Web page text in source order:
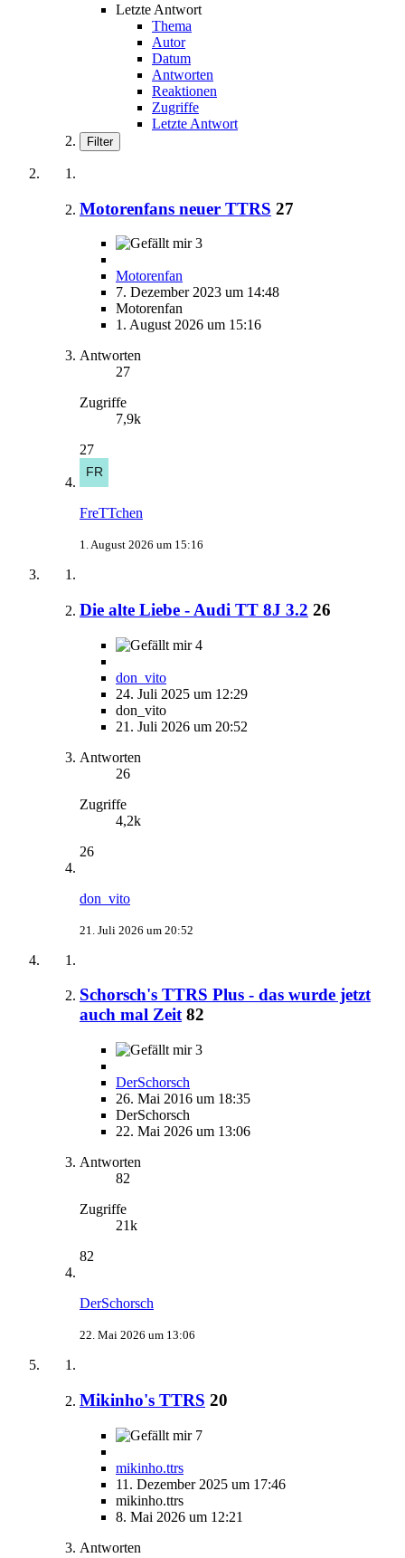
Letzte Antwort
Thema
Autor
Datum
Antworten
Reaktionen
Zugriffe
Letzte Antwort
Filter
Motorenfans neuer TTRS 27
3
Motorenfan
7. Dezember 2023 um 14:48
Motorenfan
1. August 2026 um 15:16
Antworten
27
Zugriffe
7,9k
27
FreTTchen
1. August 2026 um 15:16
Die alte Liebe - Audi TT 8J 3.2 26
4
don_vito
24. Juli 2025 um 12:29
don_vito
21. Juli 2026 um 20:52
Antworten
26
Zugriffe
4,2k
26
don_vito
21. Juli 2026 um 20:52
Schorsch's TTRS Plus - das wurde jetzt
auch mal Zeit 82
3
DerSchorsch
26. Mai 2016 um 18:35
DerSchorsch
22. Mai 2026 um 13:06
Antworten
82
Zugriffe
21k
82
DerSchorsch
22. Mai 2026 um 13:06
Mikinho's TTRS 20
7
mikinho.ttrs
11. Dezember 2025 um 17:46
mikinho.ttrs
8. Mai 2026 um 12:21
Antworten